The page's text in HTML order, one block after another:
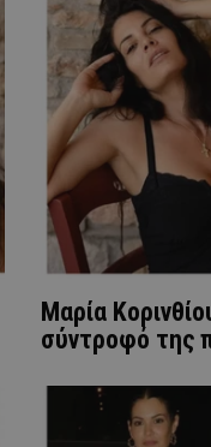
Μαρία
σύντροφό της